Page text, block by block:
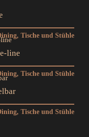
, Tische und Stühle
line
, Tische und Stühle
, Tische und Stühle